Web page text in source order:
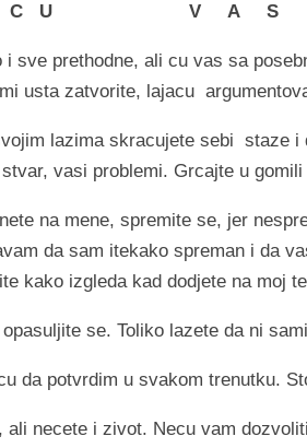
A C U V A S
i sve prethodne, ali cu vas sa
usta zatvorite, lajacu
lazima skracujete sebi staze i
vasi problemi. Grcajte u
na mene, spremite se, jer
da sam itekako spreman i da
kako izgleda kad dodjete na moj
se. Toliko lazete da ni
da potvrdim u svakom trenutku.
ali necete i zivot. Necu vam